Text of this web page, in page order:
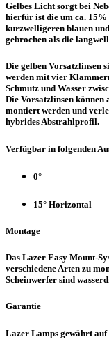
Gelbes Licht sorgt bei
hierfür ist die um ca.
kurzwelligeren blauen
gebrochen als die
Die gelben Vorsatzlinsen
werden mit vier
Schmutz und Wasser
Die Vorsatzlinsen können
montiert werden und
hybrides Abstrahlprofil.
Verfügbar in folgenden
0°
15° Horizontal
Montage
Das Lazer Easy Mount-
verschiedene Arten zu
Scheinwerfer sind
Garantie
Lazer Lamps gewährt